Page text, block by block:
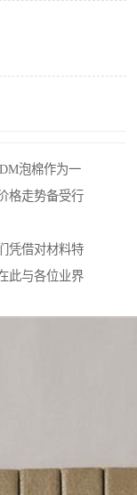
泡棉作为一
格走势备受行
凭借对材料特
此与各位业界